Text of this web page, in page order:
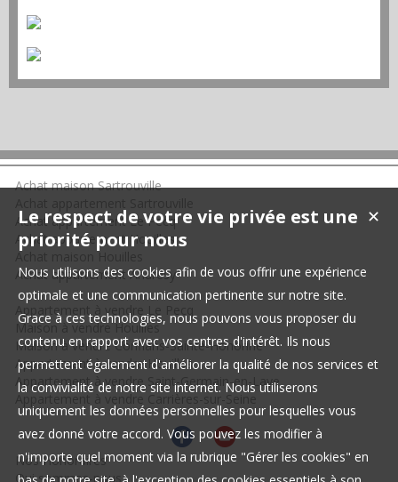
Achat maison Sartrouville
Achat appartement Le Pecq
Achat appartement Houilles
Achat maison Houilles
Achat appartement Andrésy
Appartement à vendre Le Pecq
Maison à vendre Houilles
Maison à vendre Conflans-Sainte-Honorine
Appartement à vendre Houilles
Appartement à vendre Saint-Germain-en-Laye
Nos Honoraires
Qui sommes-nous
✕
Le respect de votre vie privée est une
priorité pour nous
Nous utilisons des cookies afin de vous offrir une expérience
optimale et une communication pertinente sur notre site.
Grace à ces technologies, nous pouvons vous proposer du
contenu en rapport avec vos centres d'intérêt. Ils nous
permettent également d'améliorer la qualité de nos services et
la convivialité de notre site internet. Nous utiliserons
uniquement les données personnelles pour lesquelles vous
avez donné votre accord. Vous pouvez les modifier à
n'importe quel moment via la rubrique "Gérer les cookies" en